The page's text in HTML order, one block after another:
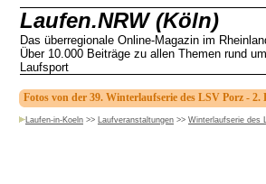
Laufen.NRW (Köln)
Das überregionale Online-Magazin im
Über 10.000 Beiträge zu allen Themen rund
Laufsport
Fotos von der 39. Winterlaufserie des LSV Porz - 2.
Laufen-in-Koeln >> Laufveranstaltungen >> Winterlaufserie des